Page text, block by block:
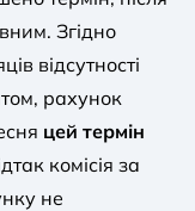
Згідно
відсутності
рахунок
цей термін
комісія за
не